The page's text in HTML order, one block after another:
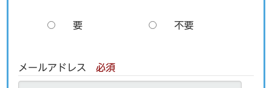
要 不要
メールアドレス 必須